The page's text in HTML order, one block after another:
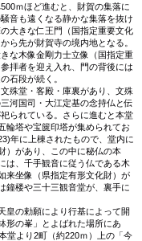
ｍほど進むと、財賀の集落に
音も遠くなる静かな集落を抜け
大きな仁王門（国指定重要文化
ら先が財賀寺の境内地となる。
な木像金剛力士立像（国指定重
拝者を迎え入れ、門の背後には
石段が続く。
殊堂・客殿・庫裏があり、文殊
河国司・大江定基の念持仏と伝
られている。さらに進むと本堂
輪塔や宝篋印塔が集められてお
年に上棟されたもので、堂内に
）があり、この中に秘仏の本
は、千手観音に従う仏である木
来坐像（県指定有形文化財）が
鐘楼や三十三観音堂が、裏手に
皇の勅願により行基によって開
形の峯」とよばれた場所にあ
堂より2町（約220ｍ）上の「今